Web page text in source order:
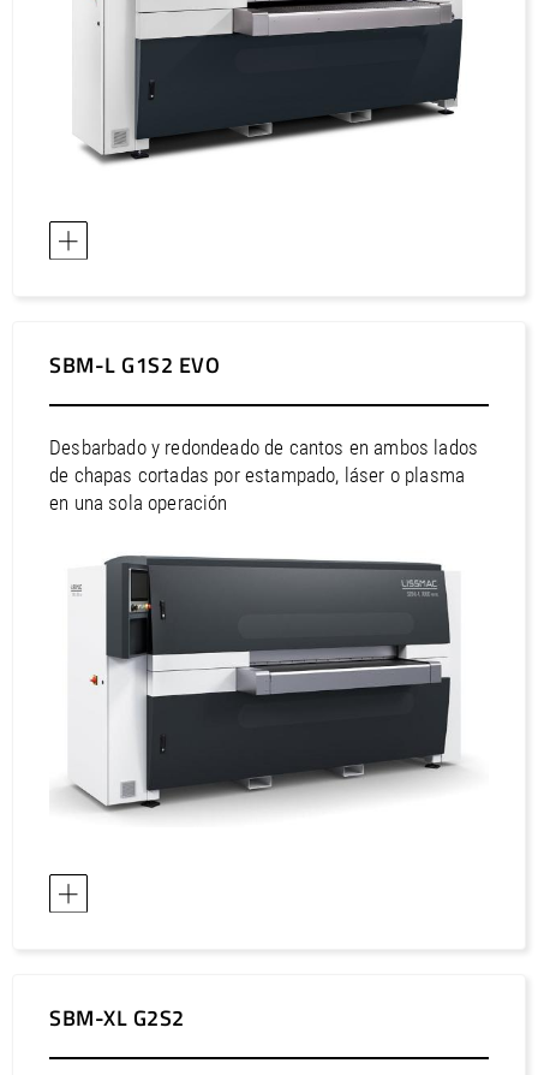
SBM-L G1S2 EVO
Desbarbado y redondeado de cantos en ambos lados
de chapas cortadas por estampado, láser o plasma
en una sola operación
SBM-XL G2S2